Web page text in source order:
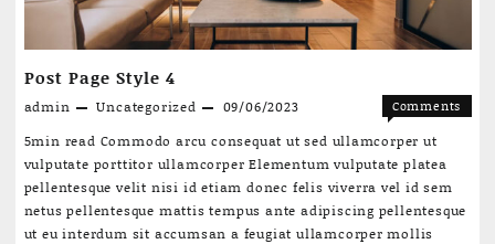
Post Page Style 4
admin Uncategorized 09/06/2023
Comments
Post
Page
Style
4
5min read Commodo arcu consequat ut sed ullamcorper ut
vulputate porttitor ullamcorper Elementum vulputate platea
pellentesque velit nisi id etiam donec felis viverra vel id sem
netus pellentesque mattis tempus ante adipiscing pellentesque
ut eu interdum sit accumsan a feugiat ullamcorper mollis